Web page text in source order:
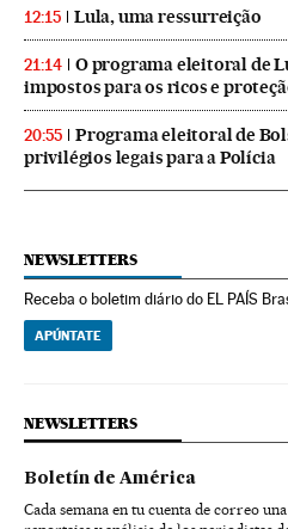
12:15 Lula, uma ressurreição
21:14
O programa eleitoral de
impostos para os ricos e
20:55
Programa eleitoral de
privilégios legais para a Polícia
NEWSLETTERS
Receba o boletim diário do EL PAÍS
APÚNTATE
NEWSLETTERS
Boletín de América
Cada semana en tu cuenta de correo